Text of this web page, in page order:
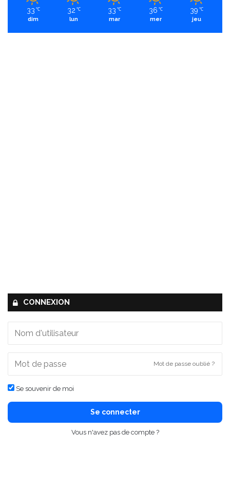
33 ℃
dim
32 ℃
lun
33 ℃
mar
36 ℃
mer
39 ℃
jeu
CONNEXION
Mot de passe oublié ?
Se souvenir de moi
Se connecter
Vous n'avez pas de compte ?